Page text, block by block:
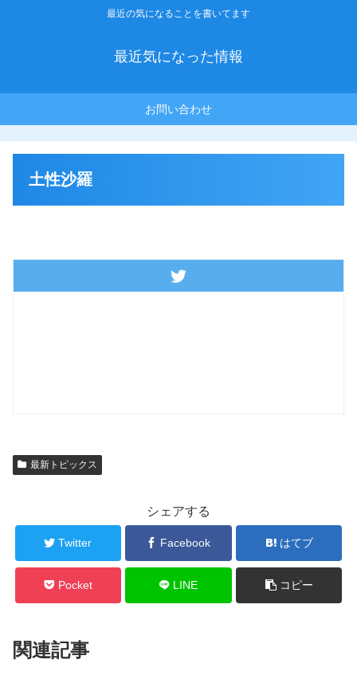
最近の気になることを書いてます
最近気になった情報
お問い合わせ
土性沙羅
最新トピックス
シェアする
Twitter Facebook はてブ
Pocket LINE コピー
関連記事